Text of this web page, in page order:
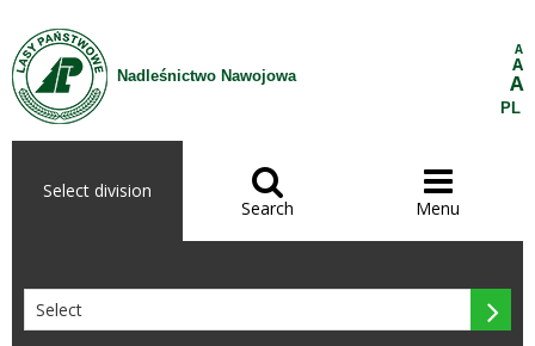
Skip to Content
Nadleśnictwo Nawojowa
A
A
A
PL
Select division 
Search

Menu
